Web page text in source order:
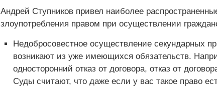
Андрей Ступников привел наиболее
злоупотребления правом при осуществлении
Недобросовестное осуществление секундарных
возникают из уже имеющихся обязательств.
односторонний отказ от договора, отказ от
Суды считают, что даже если у вас такое право